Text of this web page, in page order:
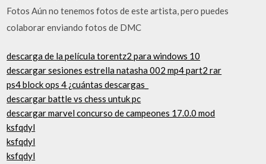
Fotos Aún no tenemos fotos de este artista, pero puedes
colaborar enviando fotos de DMC
descarga de la película torentz2 para windows 10
descargar sesiones estrella natasha 002 mp4 part2 rar
ps4 block ops 4 ¿cuántas descargas_
descargar battle vs chess untuk pc
descargar marvel concurso de campeones 17.0.0 mod
ksfqdyl
ksfqdyl
ksfqdyl